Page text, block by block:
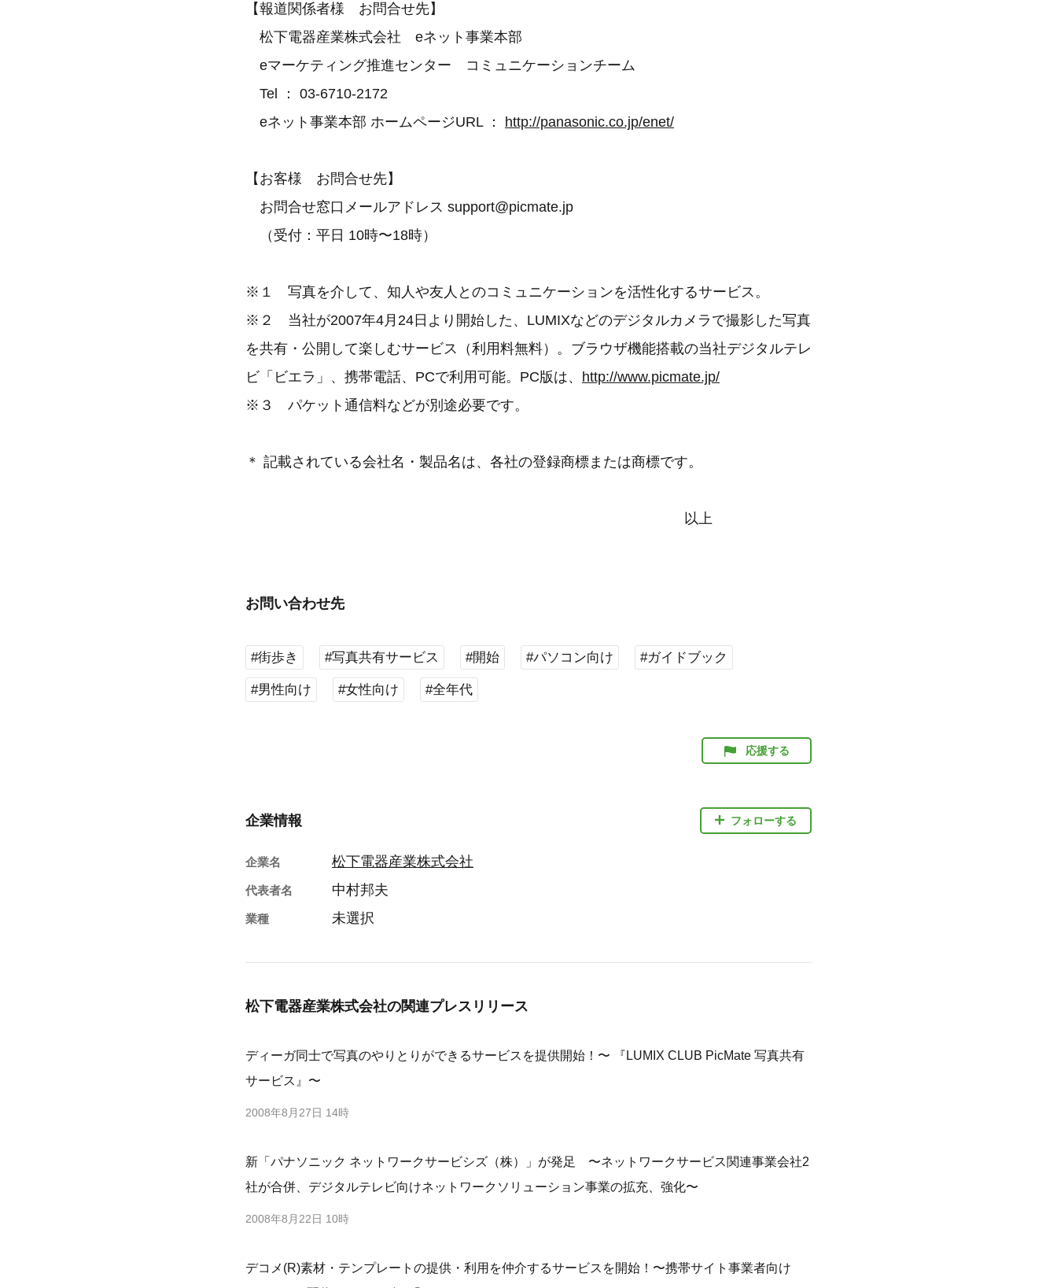
【報道関係者様 お問合せ先】
松下電器産業株式会社 eネット事業本部
eマーケティング推進センター コミュニケーションチーム
Tel ： 03-6710-2172
eネット事業本部 ホームページURL ： http://panasonic.co.jp/enet/
【お客様 お問合せ先】
お問合せ窓口メールアドレス support@picmate.jp
（受付：平日 10時〜18時）
※１ 写真を介して、知人や友人とのコミュニケーションを活性化するサービス。
※２ 当社が2007年4月24日より開始した、LUMIXなどのデジタルカメラで撮影した写真
を共有・公開して楽しむサービス（利用料無料）。ブラウザ機能搭載の当社デジタルテレ
ビ「ビエラ」、携帯電話、PCで利用可能。PC版は、 http://www.picmate.jp/
※３ パケット通信料などが別途必要です。
＊ 記載されている会社名・製品名は、各社の登録商標または商標です。
以上
お問い合わせ先
#街歩き #写真共有サービス #開始 #パソコン向け #ガイドブック
#男性向け #女性向け #全年代
応援する
企業情報 フォローする
企業名 松下電器産業株式会社
代表者名 中村邦夫
業種 未選択
松下電器産業株式会社の関連プレスリリース
ディーガ同士で写真のやりとりができるサービスを提供開始！〜 『LUMIX CLUB PicMate 写真共有
サービス』〜
2008年8月27日 14時
新「パナソニック ネットワークサービシズ（株）」が発足 〜ネットワークサービス関連事業会社2
社が合併、デジタルテレビ向けネットワークソリューション事業の拡充、強化〜
2008年8月22日 10時
デコメ(R)素材・テンプレートの提供・利用を仲介するサービスを開始！〜携帯サイト事業者向け